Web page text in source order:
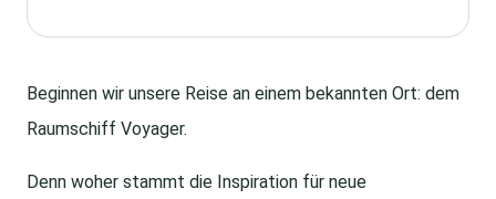
Beginnen wir unsere Reise an einem bekannten Ort: dem
Raumschiff Voyager.
Denn woher stammt die Inspiration für neue